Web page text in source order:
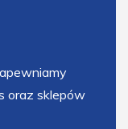
oraz sklepów